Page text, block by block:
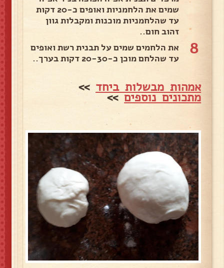
שמים את הלחמניות ואופים כ-20 דקות
עד שהלחמניות מוכנות ומקבלות גוון
זהוב חום..
8
את הלחמים שמים על תבנית רשת ואופים
עד שהלחם מוכן כ-20-30 דקות בערך..
אמהות מבשלות ביחד >>
מתכונים נוספים>>